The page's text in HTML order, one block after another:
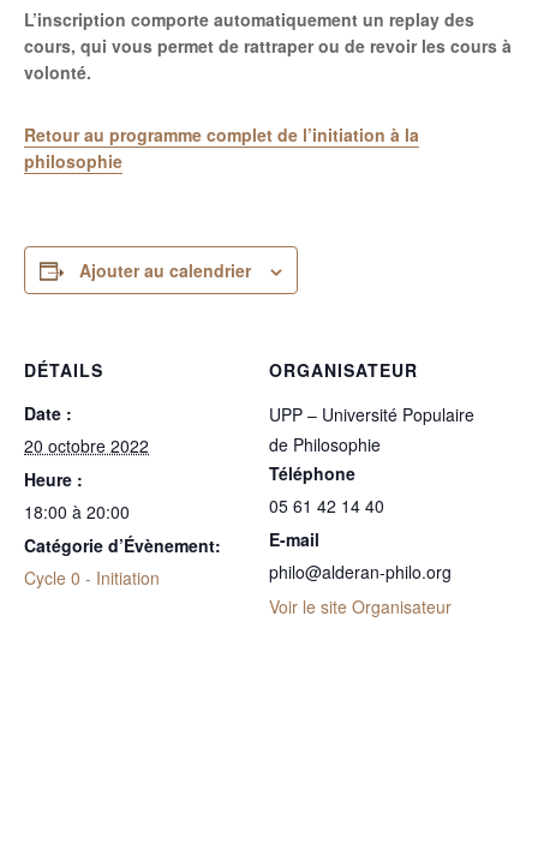
L’inscription comporte automatiquement un replay des
cours, qui vous permet de rattraper ou de revoir les cours à
volonté.
Retour au programme complet de l’initiation à la
philosophie
Ajouter au calendrier
DÉTAILS
Date :
20 octobre 2022
Heure :
18:00 à 20:00
Catégorie d’Évènement:
Cycle 0 - Initiation
ORGANISATEUR
UPP – Université Populaire
de Philosophie
Téléphone
05 61 42 14 40
E-mail
philo@alderan-philo.org
Voir le site Organisateur